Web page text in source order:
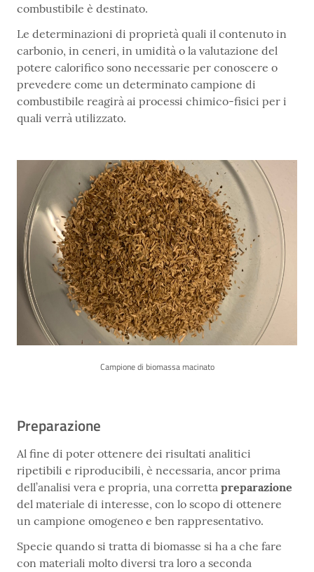
combustibile è destinato.
Le determinazioni di proprietà quali il contenuto in
carbonio, in ceneri, in umidità o la valutazione del
potere calorifico sono necessarie per conoscere o
prevedere come un determinato campione di
combustibile reagirà ai processi chimico-fisici per i
quali verrà utilizzato.
Campione di biomassa macinato
Preparazione
Al fine di poter ottenere dei risultati analitici
ripetibili e riproducibili, è necessaria, ancor prima
dell’analisi vera e propria, una corretta preparazione
del materiale di interesse, con lo scopo di ottenere
un campione omogeneo e ben rappresentativo.
Specie quando si tratta di biomasse si ha a che fare
con materiali molto diversi tra loro a seconda